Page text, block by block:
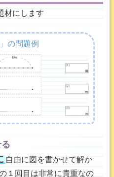
材にします
の問題例
自由に図を書かせて解か
１回目は非常に貴重なの